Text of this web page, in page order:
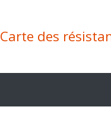
Carte des